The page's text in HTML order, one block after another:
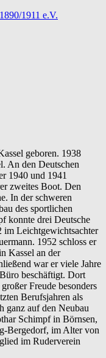
geboren. 1938
An den Deutschen
1940 und 1941
zweites Boot. Den
In der schweren
des sportlichen
konnte drei Deutsche
im Leichtgewichtsachter
1952 schloss er
Kassel an der
war er viele Jahre
beschäftigt. Dort
Freude besonders
Berufsjahren als
ganz auf den Neubau
Schimpf in Börnsen,
Bergedorf, im Alter von
im Ruderverein